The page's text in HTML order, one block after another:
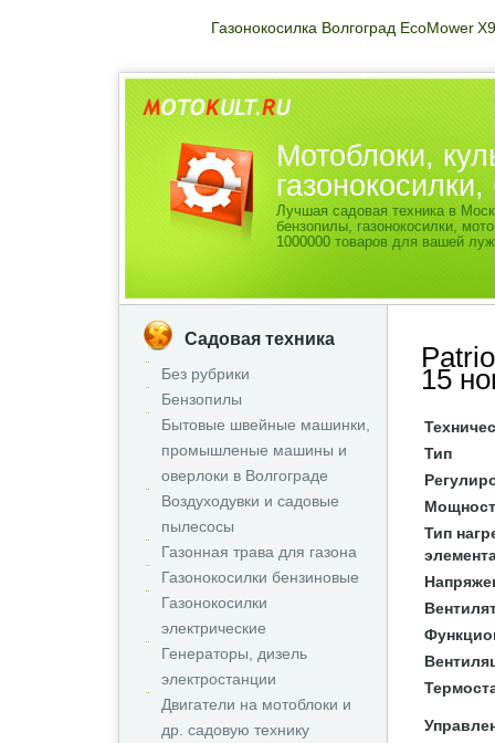
Газонокосилка Волгоград EcoMower X9
Мотоблоки,
Лучшая садовая техника в
бензопилы, газонокосилки,
1000000 товаров для вашей
Садовая техника
Без рубрики
Бензопилы
Бытовые швейные машинки,
промышленые машины и
оверлоки в Волгограде
Воздуходувки и садовые
пылесосы
Газонная трава для газона
Газонокосилки бензиновые
Газонокосилки
электрические
Генераторы, дизель
электростанции
Двигатели на мотоблоки и
др. садовую технику
15
Тип
Тип